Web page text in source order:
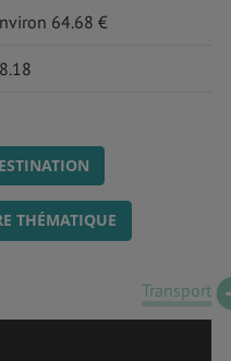
64.68 €
THÉMATIQUE
Transport